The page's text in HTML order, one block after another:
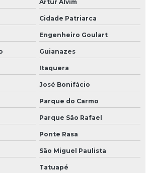
autônoma
nordeste
pernambuco
preço
recife
Artur Alvim
Cidade Patriarca
Engenheiro Goulart
Guianazes
Itaquera
José Bonifácio
Parque do Carmo
Parque São Rafael
Ponte Rasa
São Miguel Paulista
Tatuapé